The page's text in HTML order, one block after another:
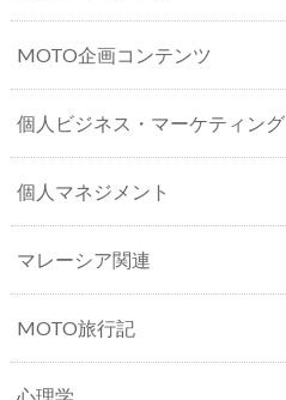
MOTO企画コンテンツ
個人ビジネス・マーケティング
個人マネジメント
マレーシア関連
MOTO旅行記